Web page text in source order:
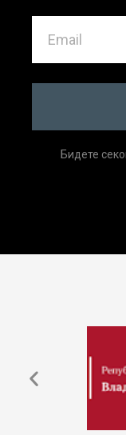
Бидете